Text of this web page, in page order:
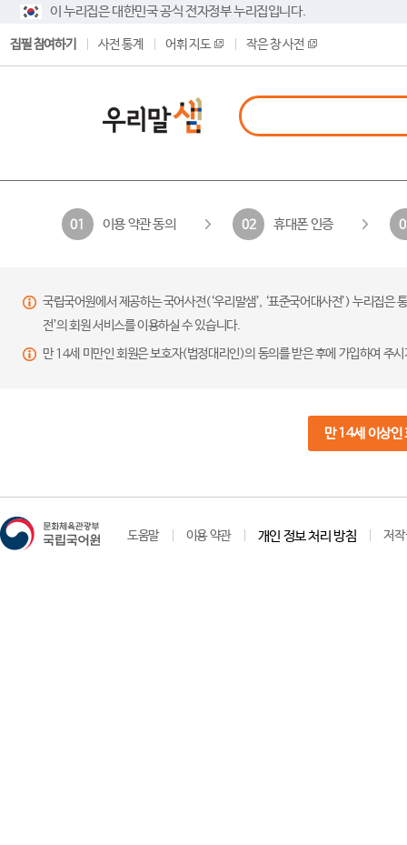
이 누리집은 대한민국 공식 전자정부 누리집입니다.
집필 참여하기 사전 통계 어휘 지도 작은 창 사전
01 이용 약관 동의 02 휴대폰 인증
국립국어원에서 제공하는 국어사전(‘우리말샘’, ‘표준국어대사전’) 누리집
전’의 회원 서비스를 이용하실 수 있습니다.
만 14세 미만인 회원은 보호자(법정대리인)의 동의를 받은 후에 가입하여 주
만 14세 이상인
도움말 이용 약관 개인 정보 처리 방침 저